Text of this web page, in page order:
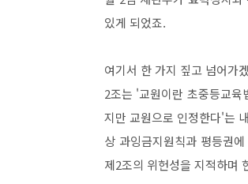
있게 되었죠.
여기서 한 가지 짚고 넘어가
2조는 '교원이란 초중등교
지만 교원으로 인정한다'는
상 과잉금지원칙과 평등권
제2조의 위헌성을 지적하며